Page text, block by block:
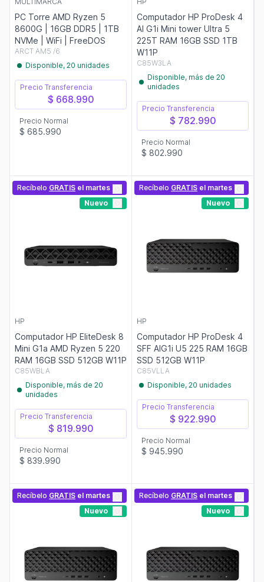
PC Torre AMD Ryzen 5
8600G | 16GB DDR5 | 1TB
NVMe | WiFi | FreeDOS
ARCT AM5 /6
Disponible, 20 unidades
Precio Transferencia
$ 668.990
Precio Normal
$ 685.990
Computador HP ProDesk 4
AI G1i Mini tower Ultra 5
225T RAM 16GB SSD 1TB
W11P
C85W3LA
Disponible, más de 20
unidades
Precio Transferencia
$ 782.990
Precio Normal
$ 802.990
Recíbelo GRATIS el martes
Nuevo
HP
Computador HP EliteDesk 8
Mini G1a AMD Ryzen 5 220
RAM 16GB SSD 512GB W11P
C85WBLA
Disponible, más de 20
unidades
Precio Transferencia
$ 819.990
Precio Normal
$ 839.990
Recíbelo GRATIS el martes
Nuevo
HP
Computador HP ProDesk 4
SFF AIG1i U5 225 RAM 16GB
SSD 512GB W11P
C85VLLA
Disponible, 20 unidades
Precio Transferencia
$ 922.990
Precio Normal
$ 945.990
Recíbelo GRATIS el martes
Nuevo
Recíbelo GRATIS el martes
Nuevo